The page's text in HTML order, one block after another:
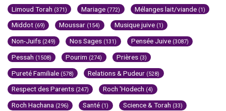
Limoud Torah (371) Mariage (772) Mélanges lait/viande (1)
Middot (69) Moussar (154) Musique juive (1)
Non-Juifs (249) Nos Sages (131) Pensée Juive (3087)
Pessah (1508) Pourim (274) Prières (3)
Pureté Familiale (578) Relations & Pudeur (528)
Respect des Parents (247) Roch 'Hodech (4)
Roch Hachana (296) Santé (1) Science & Torah (33)